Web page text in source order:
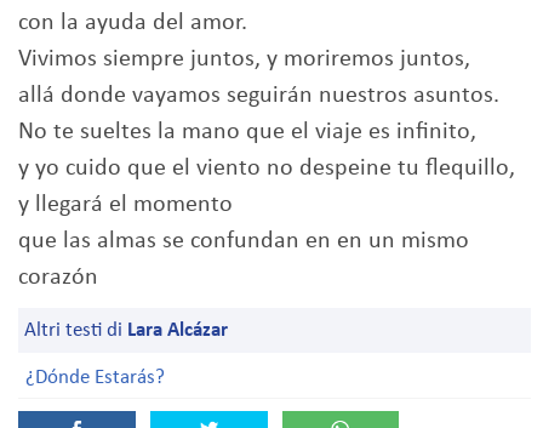
con la ayuda del amor.
Vivimos siempre juntos, y moriremos juntos,
allá donde vayamos seguirán nuestros asuntos.
No te sueltes la mano que el viaje es infinito,
y yo cuido que el viento no despeine tu flequillo,
y llegará el momento
que las almas se confundan en en un mismo
corazón
Altri testi di Lara Alcázar
¿Dónde Estarás?